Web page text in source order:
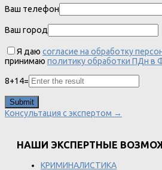
Ваш телефон
Ваш город
Я даю согласие на обработку
принимаю политику обработки ПДн в
8+14=
Консультация с экспертом →
НАШИ ЭКСПЕРТНЫЕ
КРИМИНАЛИСТИКА